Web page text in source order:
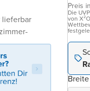
lieferbar
Preis
Die
von
Breite